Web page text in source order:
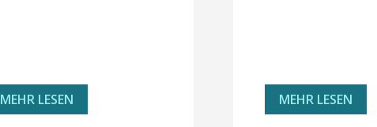
MEHR LESEN MEHR LESEN